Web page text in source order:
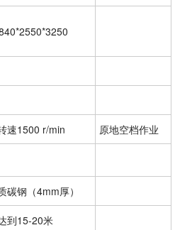
速1500 r/min 原地空档作业
碳钢（4mm厚）
到15-20米